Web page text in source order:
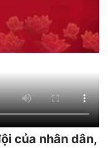
của nhân dân,